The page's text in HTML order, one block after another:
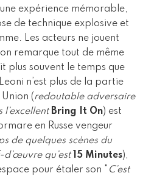
expérience mémorable,
de technique explosive et
Les acteurs ne jouent
remarque tout de même
plus souvent le temps que
n’est plus de la partie
(redoutable adversaire
l’excellent Bring It On) est
en Russe vengeur
de quelques scènes du
qu’est
15 Minutes),
pour étaler son "
C’est